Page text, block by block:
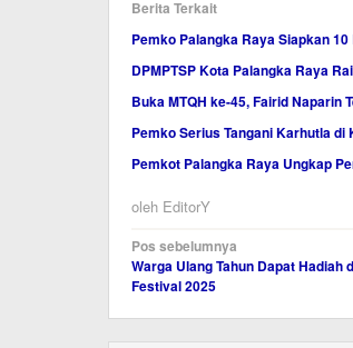
Berita Terkait
Pemko Palangka Raya Siapkan
DPMPTSP Kota Palangka Raya
Buka MTQH ke-45, Fairid
Pemko Serius Tangani Karhutla di
Pemkot Palangka Raya Ungkap
oleh EditorY
Navigasi
pos
Pos sebelumnya
Warga Ulang Tahun Dapat Hadiah
Festival 2025